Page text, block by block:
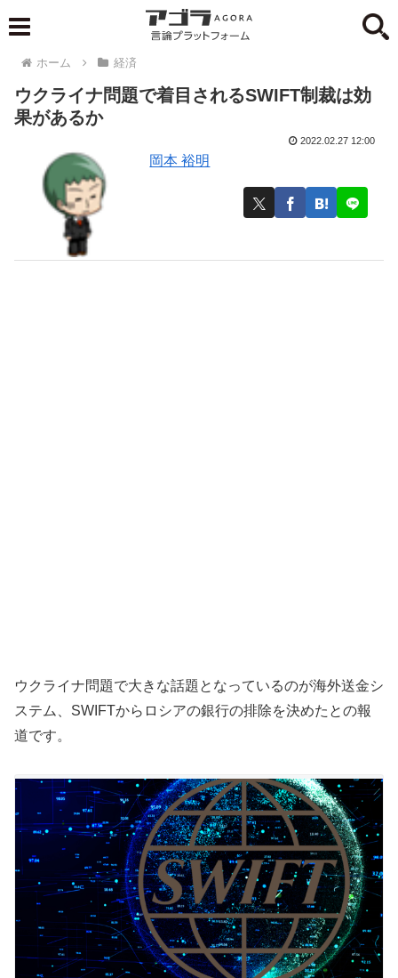
ホーム 経済
ウクライナ問題で着目されるSWIFT制裁は効
果があるか
岡本 裕明
2022.02.27 12:00
ウクライナ問題で大きな話題となっているのが海外送金シ
ステム、SWIFTからロシアの銀行の排除を決めたとの報
道です。